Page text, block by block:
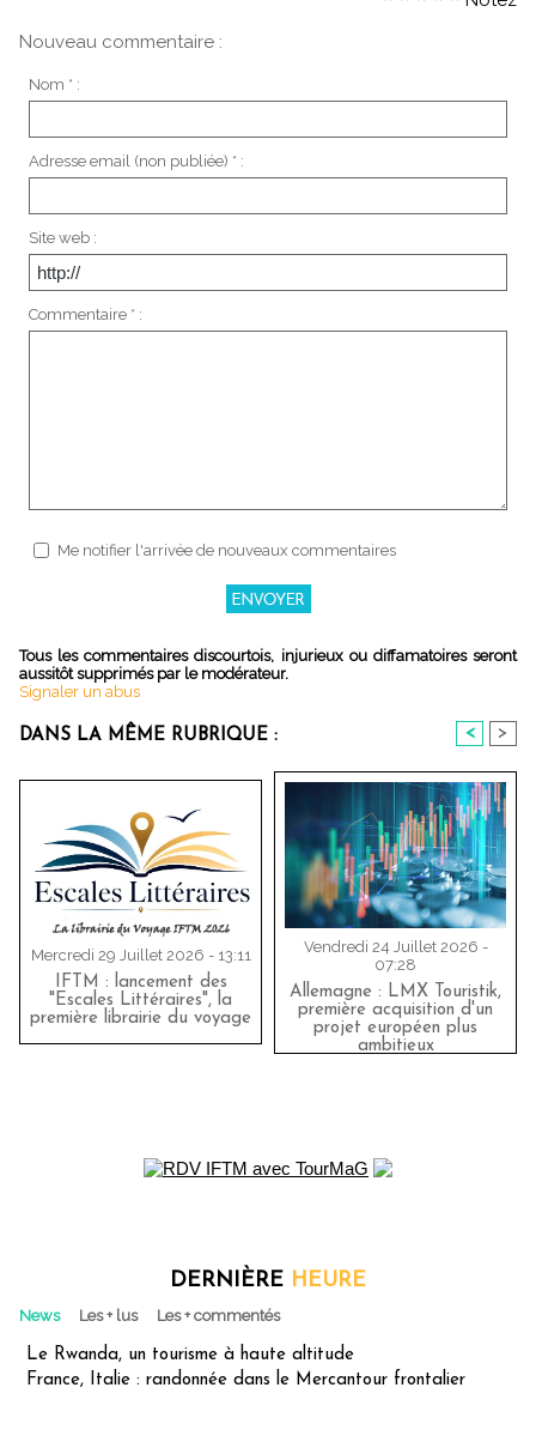
Nouveau commentaire :
Nom * :
Adresse email (non publiée) * :
Site web :
Commentaire * :
Me notifier l'arrivée de nouveaux commentaires
Tous les commentaires discourtois, injurieux ou diffamatoires seront
aussitôt supprimés par le modérateur.
Signaler un abus
DANS LA MÊME RUBRIQUE : < >
Mercredi 29 Juillet 2026 - 13:11
IFTM : lancement des
"Escales Littéraires", la
première librairie du voyage
Vendredi 24 Juillet 2026 -
07:28
Allemagne : LMX Touristik,
première acquisition d'un
projet européen plus
ambitieux
DERNIÈRE HEURE
News Les + lus Les + commentés
Le Rwanda, un tourisme à haute altitude
France, Italie : randonnée dans le Mercantour frontalier